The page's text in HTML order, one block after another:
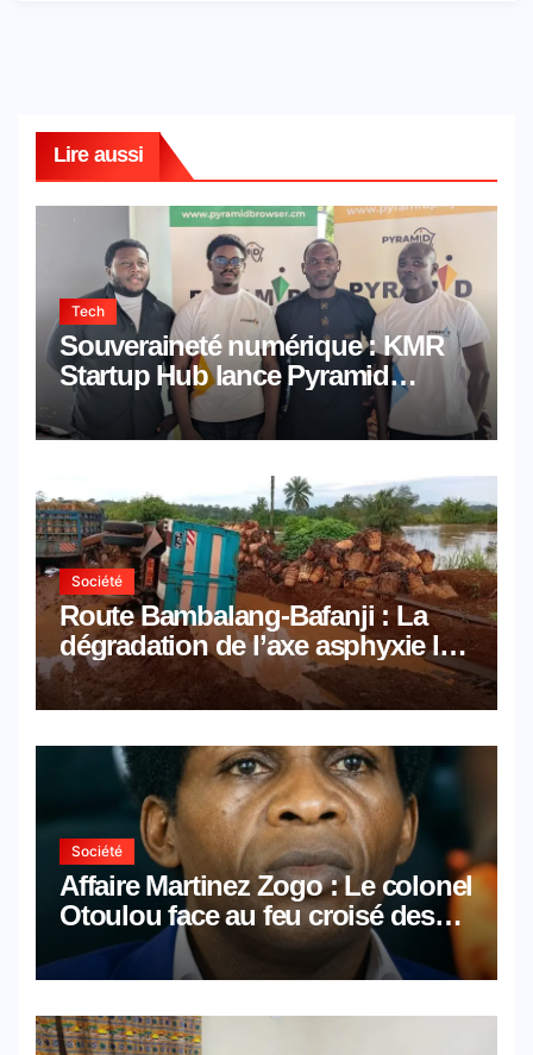
Lire aussi
Tech
Souveraineté numérique : KMR
Startup Hub lance Pyramid
Browser et Pyramid Mail, deux
solutions numériques made in
Société
Route Bambalang-Bafanji : La
dégradation de l’axe asphyxie les
activités économiques
Société
Affaire Martinez Zogo : Le colonel
Otoulou face au feu croisé des
avocats de la défense